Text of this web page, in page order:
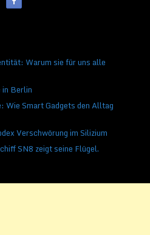
Warum sie für uns alle
Berlin
Wie Smart Gadgets den Alltag
Verschwörung im Silizium
SN8 zeigt seine Flügel.